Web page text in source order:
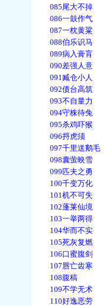
085尾大不掉
086一鼓作气
087一枕黄粱
088伯乐识马
089病入膏肓
090差强人意
091臧仓小人
092债台高筑
093不自量力
094守株待兔
095杀鸡吓猴
096捋虎须
097千里送鹅毛
098囊萤映雪
099匹夫之勇
100千变万化
101机不可失
102蓬莱仙境
103一举两得
104华而不实
105死灰复燃
106口蜜腹剑
107唇亡齿寒
108腹稿
109不学无术
110好逸恶劳